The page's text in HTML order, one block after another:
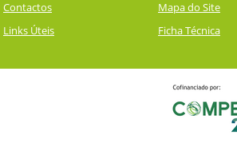
Contactos
Links Úteis
Mapa do Site
Ficha Técnica